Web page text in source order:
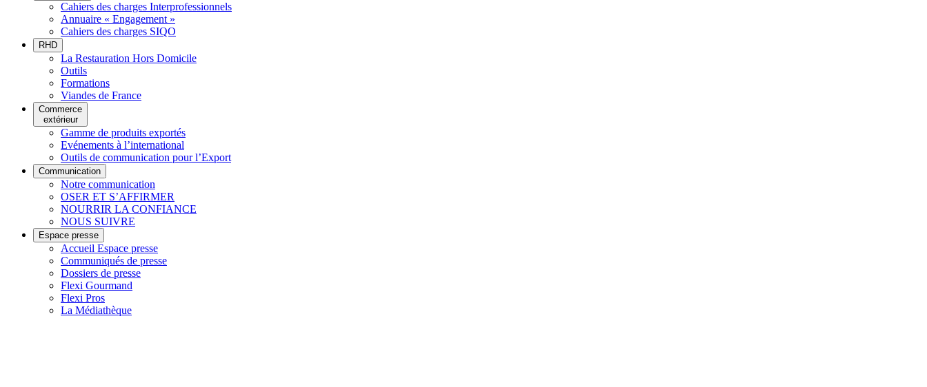
Cahiers des charges Interprofessionnels
Annuaire « Engagement »
Cahiers des charges SIQO
RHD
La Restauration Hors Domicile
Outils
Formations
Viandes de France
Commerce
extérieur
Gamme de produits exportés
Evénements à l’international
Outils de communication pour l’Export
Communication
Notre communication
OSER ET S’AFFIRMER
NOURRIR LA CONFIANCE
NOUS SUIVRE
Espace presse
Accueil Espace presse
Communiqués de presse
Dossiers de presse
Flexi Gourmand
Flexi Pros
La Médiathèque